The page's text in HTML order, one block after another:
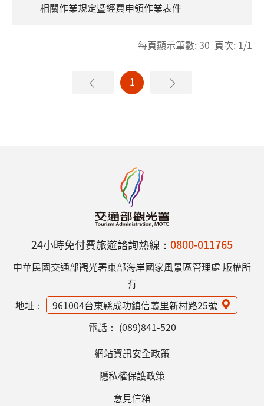
相關作業規定暨經費申領作業表件
每頁顯示筆數: 30 頁次: 1/1
1
24小時免付費旅遊諮詢熱線： 0800-011765
中華民國交通部觀光署東部海岸國家風景區管理處 版權所
有
地址：
961004台東縣成功鎮信義里新村路25號
電話： (089)841-520
網站資訊安全政策
隱私權保護政策
意見信箱